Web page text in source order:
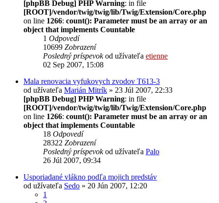
[phpBB Debug] PHP Warning: in file
[ROOT]/vendor/twig/twig/lib/Twig/Extension/Core.php
on line 1266: count(): Parameter must be an array or an
object that implements Countable
1 Odpovedí
10699 Zobrazení
Posledný príspevokod užívateľa etienne
02 Sep 2007, 15:08
Mala renovacia vyfukovych zvodov T613-3
od užívateľa Marián Mitrík » 23 Júl 2007, 22:33
[phpBB Debug] PHP Warning: in file
[ROOT]/vendor/twig/twig/lib/Twig/Extension/Core.php
on line 1266: count(): Parameter must be an array or an
object that implements Countable
18 Odpovedí
28322 Zobrazení
Posledný príspevokod užívateľa Palo
26 Júl 2007, 09:34
Usporiadané vlákno podľa mojich predstáv
od užívateľa Sedo » 20 Jún 2007, 12:20
1